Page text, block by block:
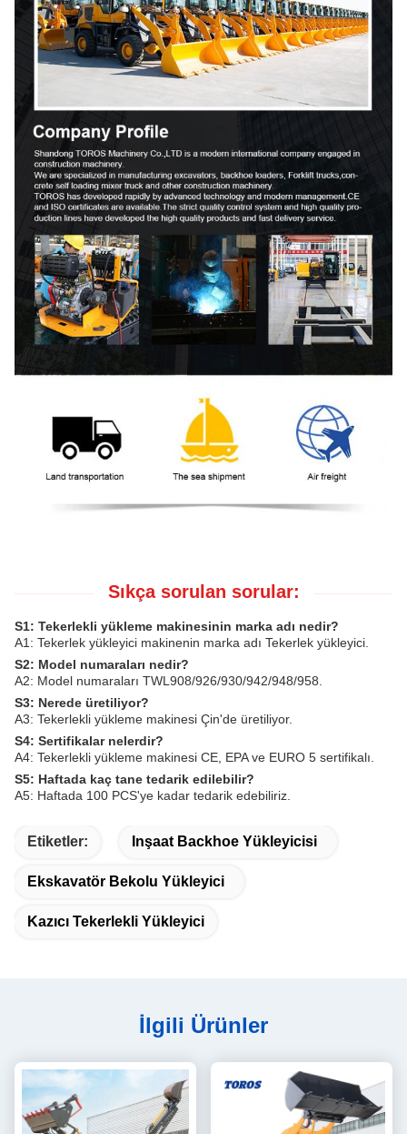
Sıkça sorulan sorular:
S1: Tekerlekli yükleme makinesinin marka adı nedir?
A1: Tekerlek yükleyici makinenin marka adı Tekerlek yükleyici.
S2: Model numaraları nedir?
A2: Model numaraları TWL908/926/930/942/948/958.
S3: Nerede üretiliyor?
A3: Tekerlekli yükleme makinesi Çin'de üretiliyor.
S4: Sertifikalar nelerdir?
A4: Tekerlekli yükleme makinesi CE, EPA ve EURO 5 sertifikalı.
S5: Haftada kaç tane tedarik edilebilir?
A5: Haftada 100 PCS'ye kadar tedarik edebiliriz.
Etiketler: Inşaat Backhoe Yükleyicisi
Ekskavatör Bekolu Yükleyici
Kazıcı Tekerlekli Yükleyici
İlgili Ürünler